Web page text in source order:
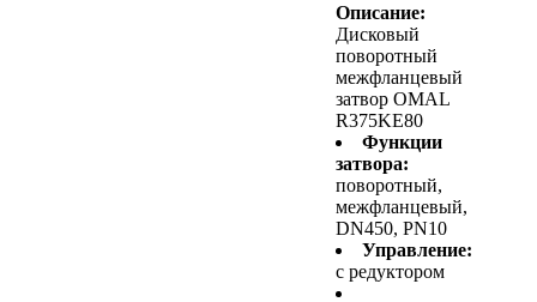
Описание:
Дисковый
поворотный
межфланцевый
затвор OMAL
R375KE80
Функции
затвора:
поворотный,
межфланцевый,
DN450, PN10
Управление:
с редуктором